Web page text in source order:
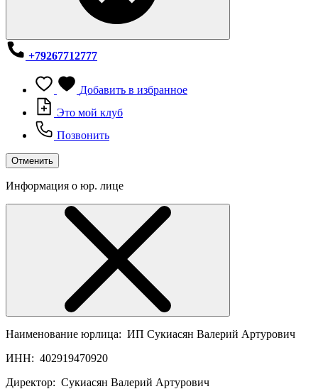
+79267712777
Добавить в избранное
Это мой клуб
Позвонить
Отменить
Информация о юр. лице
Наименование юрлица: ИП Сукиасян Валерий Артурович
ИНН: 402919470920
Директор: Сукиасян Валерий Артурович